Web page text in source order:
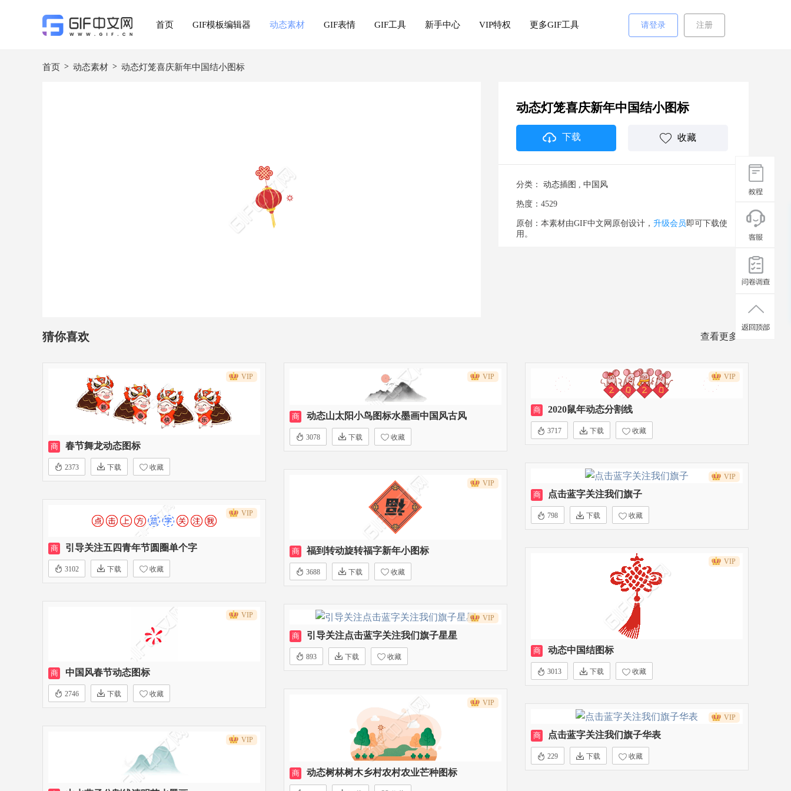
首页 GIF模板编辑器 动态素材 GIF表情 GIF工具 新手中心 VIP特权 更多GIF工具 请登录 注册
首页 > 动态素材 > 动态灯笼喜庆新年中国结小图标
动态灯笼喜庆新年中国结小图标
下载 收藏
分类： 动态插图 , 中国风
热度：4529
原创：本素材由GIF中文网原创设计， 升级会员即可下载使
用。
猜你喜欢 查看更多>>
VIP
商 春节舞龙动态图标
2373 下载 收藏
VIP
商 动态山太阳小鸟图标水墨画中国风古风
3078 下载 收藏
VIP
商 2020鼠年动态分割线
3717 下载 收藏
VIP
商 点击蓝字关注我们旗子
798 下载 收藏
VIP
商 福到转动旋转福字新年小图标
3688 下载 收藏
VIP
商 引导关注五四青年节圆圈单个字
3102 下载 收藏
VIP
商 动态中国结图标
3013 下载 收藏
VIP
商 中国风春节动态图标
2746 下载 收藏
VIP
商 引导关注点击蓝字关注我们旗子星星
893 下载 收藏
VIP
商 动态树林树木乡村农村农业芒种图标
VIP
商 点击蓝字关注我们旗子华表
229 下载 收藏
VIP